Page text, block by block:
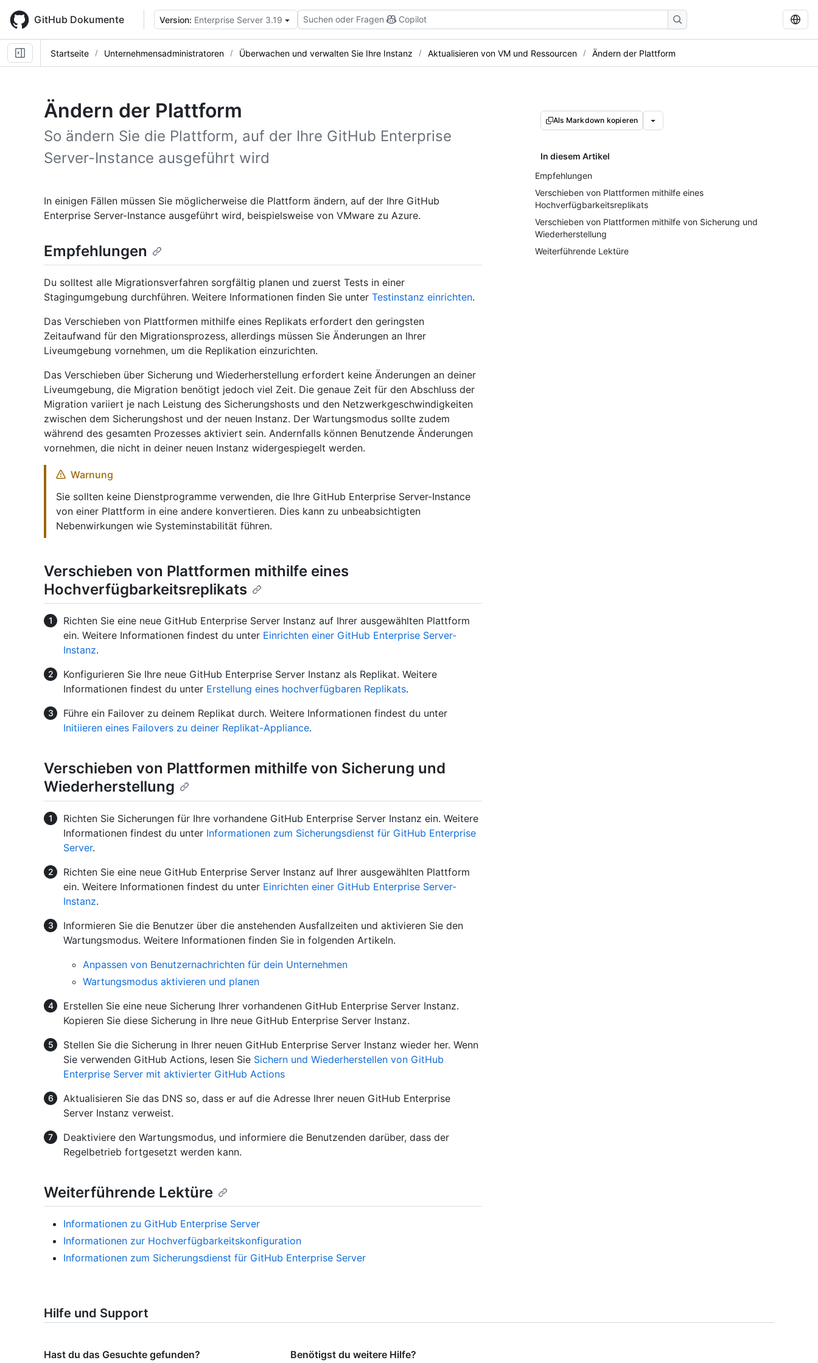
main
content
GitHub Dokumente Version: Enterprise Server 3.19 Suchen oder Fragen Copilot
Startseite Unternehmensadministratoren Überwachen und verwalten Sie Ihre Instanz Aktualisieren von VM und Ressourcen Ändern der Plattform
Ändern der Plattform
So ändern Sie die Plattform, auf der Ihre GitHub Enterprise
Server-Instance ausgeführt wird
Als Markdown kopieren
In diesem Artikel
Empfehlungen
Verschieben von Plattformen mithilfe eines
Hochverfügbarkeitsreplikats
Verschieben von Plattformen mithilfe von Sicherung und
Wiederherstellung
Weiterführende Lektüre
In einigen Fällen müssen Sie möglicherweise die Plattform ändern, auf der Ihre GitHub
Enterprise Server-Instance ausgeführt wird, beispielsweise von VMware zu Azure.
Empfehlungen
Du solltest alle Migrationsverfahren sorgfältig planen und zuerst Tests in einer
Stagingumgebung durchführen. Weitere Informationen finden Sie unter Testinstanz einrichten.
Das Verschieben von Plattformen mithilfe eines Replikats erfordert den geringsten
Zeitaufwand für den Migrationsprozess, allerdings müssen Sie Änderungen an Ihrer
Liveumgebung vornehmen, um die Replikation einzurichten.
Das Verschieben über Sicherung und Wiederherstellung erfordert keine Änderungen an deiner
Liveumgebung, die Migration benötigt jedoch viel Zeit. Die genaue Zeit für den Abschluss der
Migration variiert je nach Leistung des Sicherungshosts und den Netzwerkgeschwindigkeiten
zwischen dem Sicherungshost und der neuen Instanz. Der Wartungsmodus sollte zudem
während des gesamten Prozesses aktiviert sein. Andernfalls können Benutzende Änderungen
vornehmen, die nicht in deiner neuen Instanz widergespiegelt werden.
Warnung
Sie sollten keine Dienstprogramme verwenden, die Ihre GitHub Enterprise Server-Instance
von einer Plattform in eine andere konvertieren. Dies kann zu unbeabsichtigten
Nebenwirkungen wie Systeminstabilität führen.
Verschieben von Plattformen mithilfe eines
Hochverfügbarkeitsreplikats
Richten Sie eine neue GitHub Enterprise Server Instanz auf Ihrer ausgewählten Plattform
ein. Weitere Informationen findest du unter Einrichten einer GitHub Enterprise Server-
Instanz.
Konfigurieren Sie Ihre neue GitHub Enterprise Server Instanz als Replikat. Weitere
Informationen findest du unter Erstellung eines hochverfügbaren Replikats.
Führe ein Failover zu deinem Replikat durch. Weitere Informationen findest du unter
Initiieren eines Failovers zu deiner Replikat-Appliance.
Verschieben von Plattformen mithilfe von Sicherung und
Wiederherstellung
Richten Sie Sicherungen für Ihre vorhandene GitHub Enterprise Server Instanz ein. Weitere
Informationen findest du unter Informationen zum Sicherungsdienst für GitHub Enterprise
Server.
Richten Sie eine neue GitHub Enterprise Server Instanz auf Ihrer ausgewählten Plattform
ein. Weitere Informationen findest du unter Einrichten einer GitHub Enterprise Server-
Instanz.
Informieren Sie die Benutzer über die anstehenden Ausfallzeiten und aktivieren Sie den
Wartungsmodus. Weitere Informationen finden Sie in folgenden Artikeln.
Anpassen von Benutzernachrichten für dein Unternehmen
Wartungsmodus aktivieren und planen
Erstellen Sie eine neue Sicherung Ihrer vorhandenen GitHub Enterprise Server Instanz.
Kopieren Sie diese Sicherung in Ihre neue GitHub Enterprise Server Instanz.
Stellen Sie die Sicherung in Ihrer neuen GitHub Enterprise Server Instanz wieder her. Wenn
Sie verwenden GitHub Actions, lesen Sie Sichern und Wiederherstellen von GitHub
Enterprise Server mit aktivierter GitHub Actions
Aktualisieren Sie das DNS so, dass er auf die Adresse Ihrer neuen GitHub Enterprise
Server Instanz verweist.
Deaktiviere den Wartungsmodus, und informiere die Benutzenden darüber, dass der
Regelbetrieb fortgesetzt werden kann.
Weiterführende Lektüre
Informationen zu GitHub Enterprise Server
Informationen zur Hochverfügbarkeitskonfiguration
Informationen zum Sicherungsdienst für GitHub Enterprise Server
Hilfe und Support
Hast du das Gesuchte gefunden? Benötigst du weitere Hilfe?